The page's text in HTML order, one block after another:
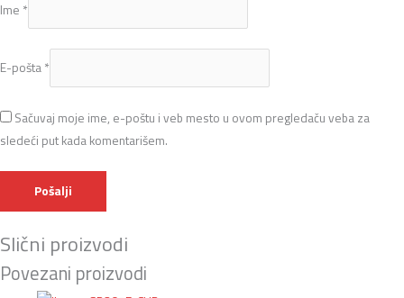
Ime *
E-pošta *
Sačuvaj moje ime, e-poštu i veb mesto u ovom pregledaču veba za
sledeći put kada komentarišem.
Slični proizvodi
Povezani proizvodi